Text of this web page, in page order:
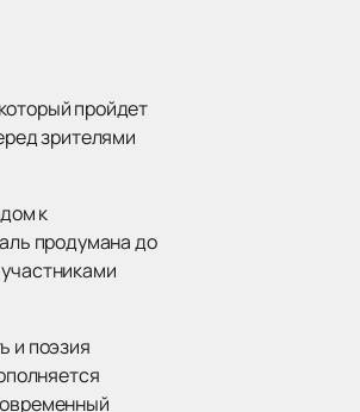
пройдет
зрителями
к
продумана до
и поэзия